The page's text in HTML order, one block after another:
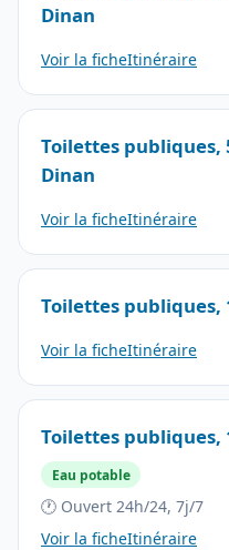
Dinan
Voir la ficheItinéraire
Toilettes publiques,
Dinan
Voir la ficheItinéraire
Toilettes publiques,
Voir la ficheItinéraire
Toilettes publiques,
Eau potable
🕐 Ouvert 24h/24, 7j/7
Voir la ficheItinéraire